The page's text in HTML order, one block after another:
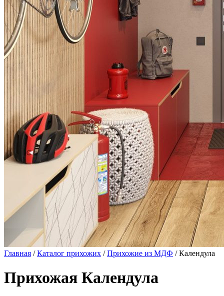
Главная /Каталог прихожих /Прихожие из МДФ / Календула
Прихожая Календула